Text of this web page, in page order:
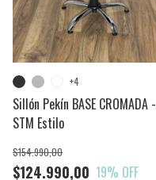
Sillón Pekín BASE CROMADA -
STM Estilo
$124.990,00
$154.990,00
19% OFF
+4